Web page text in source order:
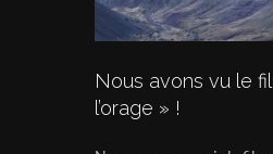
Nous avons vu le
l’orage » !